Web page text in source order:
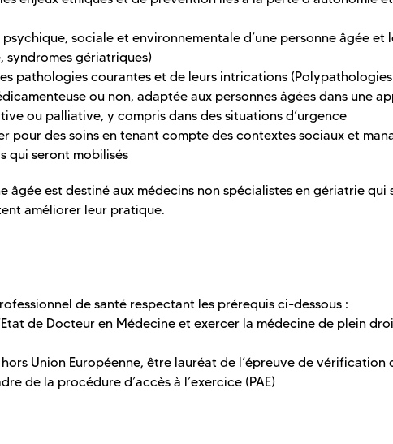
sociale et environnementale d’une personne âgée et
gériatriques)
pathologies courantes et de leurs intrications
ou non, adaptée aux personnes âgées dans une
ou palliative, y compris dans des situations d’urgence
pour des soins en tenant compte des contextes sociaux et
qui seront mobilisés
âgée est destiné aux médecins non spécialistes en gériatrie qui
améliorer leur pratique.
de santé respectant les prérequis ci-dessous :
de Docteur en Médecine et exercer la médecine de plein
Union Européenne, être lauréat de l’épreuve de vérification
de la procédure d’accès à l’exercice (PAE)